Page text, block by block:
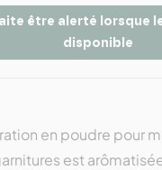
être alerté lorsque
disponible
en poudre pour
est